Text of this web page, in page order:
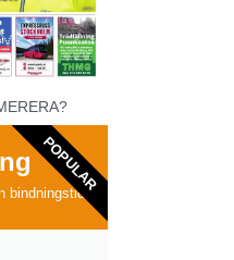
bindningstid
POPULAR